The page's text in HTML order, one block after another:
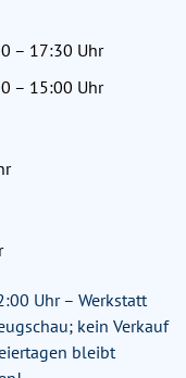
– 17:30 Uhr
– 15:00 Uhr
Uhr – Werkstatt
kein Verkauf
bleibt